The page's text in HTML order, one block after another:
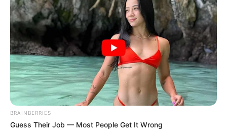
BRAINBERRIES
Guess Their Job — Most People Get It Wrong